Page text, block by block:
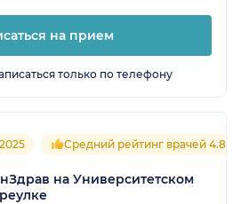
на прием
только по телефону
Средний рейтинг врачей 4.8
на Университетском